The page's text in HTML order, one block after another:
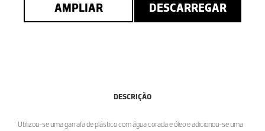
AMPLIAR DESCARREGAR
DESCRIÇÃO
Utilizou-se uma garrafa de plástico com água corada e óleo e adicionou-se uma